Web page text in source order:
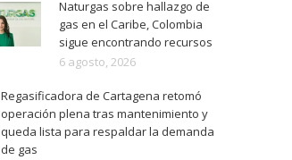
Naturgas sobre hallazgo de
gas en el Caribe, Colombia
sigue encontrando recursos
6 agosto, 2026
Regasificadora de Cartagena retomó
operación plena tras mantenimiento y
queda lista para respaldar la demanda
de gas